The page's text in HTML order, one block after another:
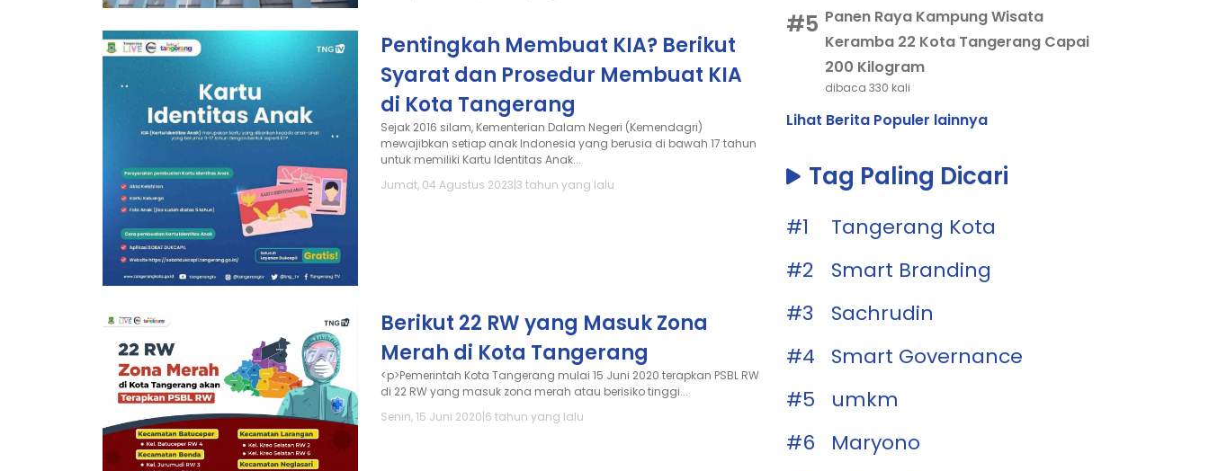
Pentingkah Membuat KIA? Berikut
Syarat dan Prosedur Membuat KIA
di Kota Tangerang
Sejak 2016 silam, Kementerian Dalam Negeri (Kemendagri)
mewajibkan setiap anak Indonesia yang berusia di bawah 17 tahun
untuk memiliki Kartu Identitas Anak...
Jumat, 04 Agustus 2023|3 tahun yang lalu
Berikut 22 RW yang Masuk Zona
Merah di Kota Tangerang
<p>Pemerintah Kota Tangerang mulai 15 Juni 2020 terapkan PSBL RW
di 22 RW yang masuk zona merah atau berisiko tinggi...
Senin, 15 Juni 2020|6 tahun yang lalu
#5 Panen Raya Kampung Wisata
Keramba 22 Kota Tangerang Capai
200 Kilogram
dibaca 330 kali
Lihat Berita Populer lainnya
Tag Paling Dicari
#1
Tangerang Kota
#2
Smart Branding
#3
Sachrudin
#4
Smart Governance
#5
umkm
#6
Maryono